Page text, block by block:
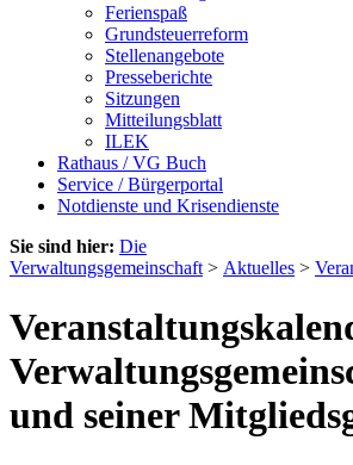
Ferienspaß
Grundsteuerreform
Stellenangebote
Presseberichte
Sitzungen
Mitteilungsblatt
ILEK
Rathaus / VG Buch
Service / Bürgerportal
Notdienste und Krisendienste
Sie sind hier: Die
Verwaltungsgemeinschaft > Aktuelles >
und seiner